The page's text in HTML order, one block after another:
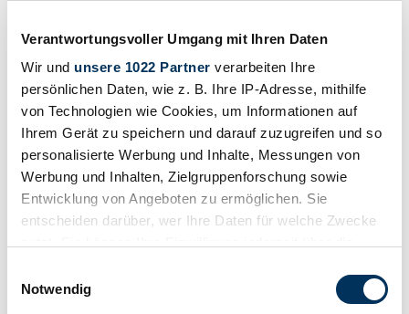
Verantwortungsvoller Umgang mit Ihren Daten
Wir und unsere 1022 Partner verarbeiten Ihre
persönlichen Daten, wie z. B. Ihre IP-Adresse, mithilfe
von Technologien wie Cookies, um Informationen auf
Ihrem Gerät zu speichern und darauf zuzugreifen und so
personalisierte Werbung und Inhalte, Messungen von
Werbung und Inhalten, Zielgruppenforschung sowie
Entwicklung von Angeboten zu ermöglichen. Sie
entscheiden darüber, wer Ihre Daten für welche Zwecke
Trigger Symbol ändern oder widerrufen
Notwendig
Händler